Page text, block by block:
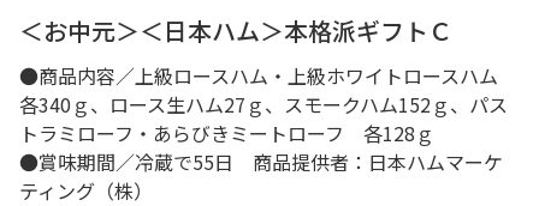
＜お中元＞＜日本ハム＞本格派ギフトＣ
●商品内容／上級ロースハム・上級ホワイトロースハム
各340ｇ、ロース生ハム27ｇ、スモークハム152ｇ、パス
トラミローフ・あらびきミートローフ 各128ｇ
●賞味期間／冷蔵で55日 商品提供者：日本ハムマーケ
ティング（株）